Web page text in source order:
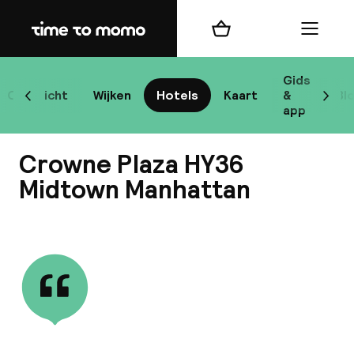
Home
Overzicht Wijken Hotels Kaart
Gids
&
app
Scroll naar links
Winkelmand Menu
Crowne Plaza HY36
Midtown Manhattan